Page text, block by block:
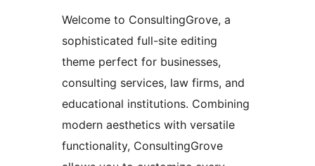
Welcome to ConsultingGrove, a
sophisticated full-site editing
theme perfect for businesses,
consulting services, law firms, and
educational institutions. Combining
modern aesthetics with versatile
functionality, ConsultingGrove